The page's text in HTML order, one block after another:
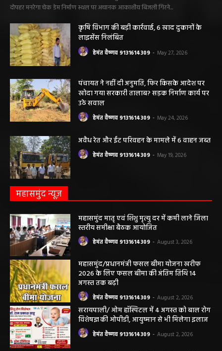
हेमंत वैष्णव 9131614309 - June 3, 2026
दोपहर मनरेगा चेक डेम निर्माण स्थल पर अचानक आकाशीय बिजली गिरने...
कृषि विभाग की बड़ी कार्रवाई, 6 खाद दुकानों के
लाइसेंस निलंबित
पंचायत ने नहीं दी अनुमति, फिर किसके आदेश पर
खोदा गया सरकारी तालाब? सड़क निर्माण कार्य पर
उठे सवाल
हेमंत वैष्णव 9131614309 - May 24, 2026
अवैध रेत और ईंट परिवहन के मामले में 6 वाहन जब्त
महासमुंद न्यूज़
महासमुंद मातृ एवं शिशु मृत्यु दर में कमी लाने जिला
स्तरीय समीक्षा बैठक आयोजित
हेमंत वैष्णव 9131614309 - August 3, 2026
महासमुंद/प्रधानमंत्री फसल बीमा योजना खरीफ
2026 के लिए फसल बीमा की अंतिम तिथि 14
अगस्त तक बढ़ी
हेमंत वैष्णव 9131614309 - August 2, 2026
सरायपाली/ ओम हॉस्पिटल में 4 अगस्त को बाल रोग